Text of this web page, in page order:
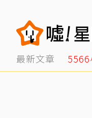
最新文章